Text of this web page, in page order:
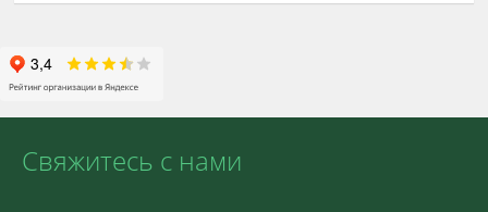
Свяжитесь с нами